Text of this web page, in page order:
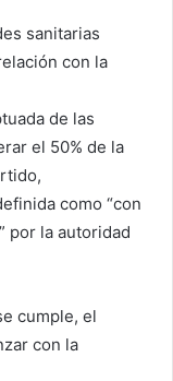
sanitarias
con la
de las
el 50% de la
como “con
por la autoridad
cumple, el
con la